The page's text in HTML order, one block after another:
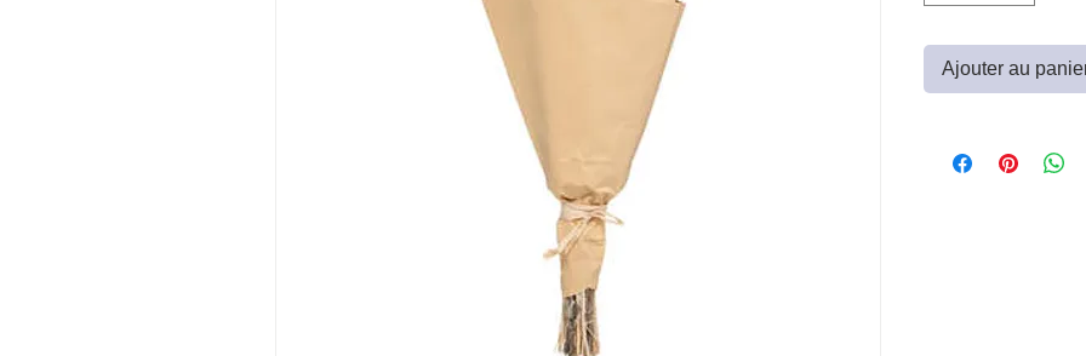
Ajouter au